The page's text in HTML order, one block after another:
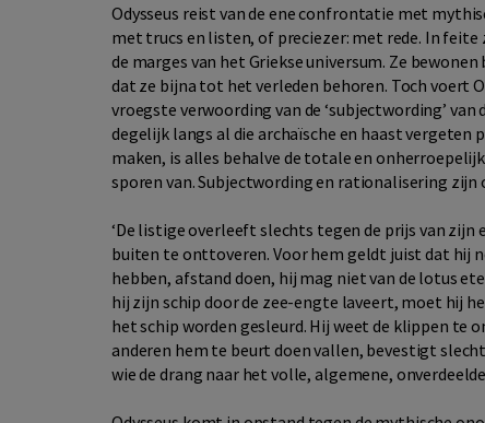
Odysseus reist van de ene confrontatie met
met trucs en listen, of preciezer: met rede. In feite
de marges van het Griekse universum. Ze
dat ze bijna tot het verleden behoren. Toch voert
vroegste verwoording van de ‘subjectwording’
degelijk langs al die archaïsche en haast
maken, is alles behalve de totale en
sporen van. Subjectwording en rationalisering zijn
‘De listige overleeft slechts tegen de prijs van
buiten te onttoveren. Voor hem geldt juist dat hij
hebben, afstand doen, hij mag niet van de lotus
hij zijn schip door de zee-engte laveert, moet hij
het schip worden gesleurd. Hij weet de klippen te
anderen hem te beurt doen vallen, bevestigt
wie de drang naar het volle, algemene,